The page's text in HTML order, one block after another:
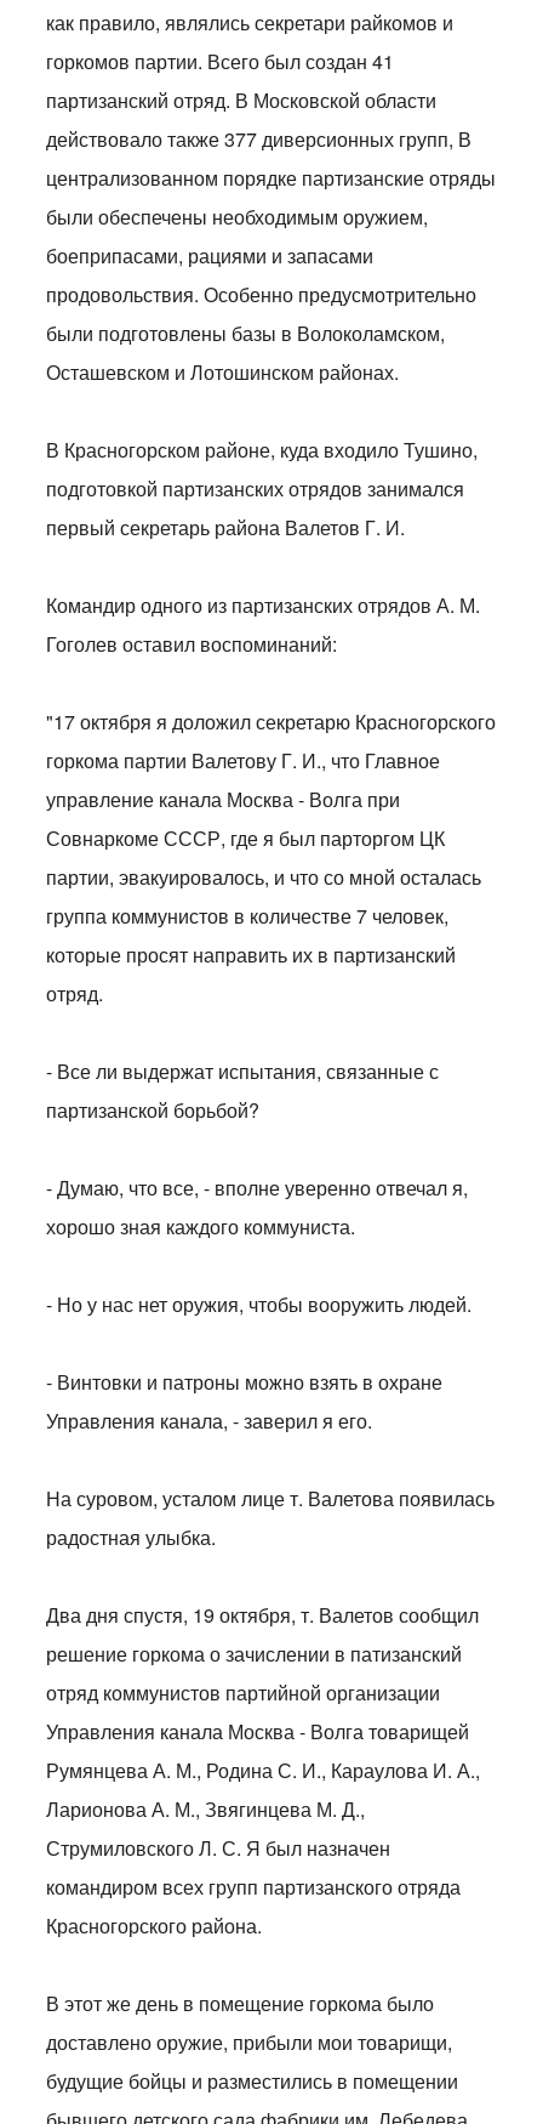
как правило, являлись секретари райкомов и
горкомов партии. Всего был создан 41
партизанский отряд. В Московской области
действовало также 377 диверсионных групп, В
централизованном порядке партизанские отряды
были обеспечены необходимым оружием,
боеприпасами, рациями и запасами
продовольствия. Особенно предусмотрительно
были подготовлены базы в Волоколамском,
Осташевском и Лотошинском районах.
В Красногорском районе, куда входило Тушино,
подготовкой партизанских отрядов занимался
первый секретарь района Валетов Г. И.
Командир одного из партизанских отрядов А. М.
Гоголев оставил воспоминаний:
"17 октября я доложил секретарю Красногорского
горкома партии Валетову Г. И., что Главное
управление канала Москва - Волга при
Совнаркоме СССР, где я был парторгом ЦК
партии, эвакуировалось, и что со мной осталась
группа коммунистов в количестве 7 человек,
которые просят направить их в партизанский
отряд.
- Все ли выдержат испытания, связанные с
партизанской борьбой?
- Думаю, что все, - вполне уверенно отвечал я,
хорошо зная каждого коммуниста.
- Но у нас нет оружия, чтобы вооружить людей.
- Винтовки и патроны можно взять в охране
Управления канала, - заверил я его.
На суровом, усталом лице т. Валетова появилась
радостная улыбка.
Два дня спустя, 19 октября, т. Валетов сообщил
решение горкома о зачислении в патизанский
отряд коммунистов партийной организации
Управления канала Москва - Волга товарищей
Румянцева А. М., Родина С. И., Караулова И. А.,
Ларионова А. М., Звягинцева М. Д.,
Струмиловского Л. С. Я был назначен
командиром всех групп партизанского отряда
Красногорского района.
В этот же день в помещение горкома было
доставлено оружие, прибыли мои товарищи,
будущие бойцы и разместились в помещении